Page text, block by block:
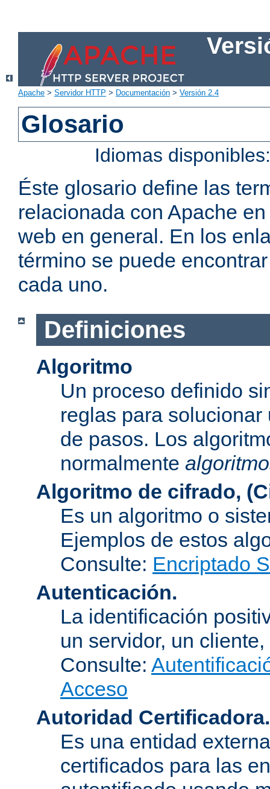
Apache > Servidor HTTP > Documentación > Versión 2.4
Glosario
Idiomas
Éste glosario define las
relacionada con Apache
web en general. En los
término se puede
cada uno.
Definiciones
Algoritmo
Un proceso definido
reglas para
de pasos. Los
normalmente
Algoritmo de cifrado,
Es un algoritmo o
Ejemplos de estos
Consulte: Encriptado
Autenticación.
La identificación
un servidor, un
Consulte:
Acceso
Autoridad Certificadora.
Es una entidad
certificados para las